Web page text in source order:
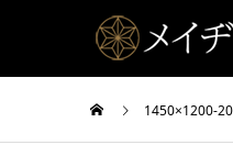
1450×1200-